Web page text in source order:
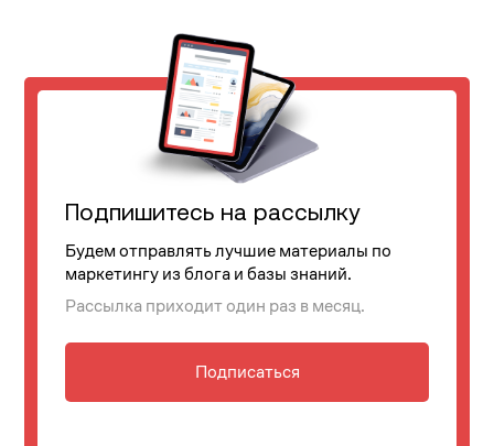
Подпишитесь на рассылку
Будем отправлять лучшие материалы по
маркетингу из блога и базы знаний.
Рассылка приходит один раз в месяц.
Подписаться